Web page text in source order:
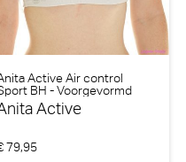
Active Air control
BH - Voorgevormd
(Wit)
Active
79,95